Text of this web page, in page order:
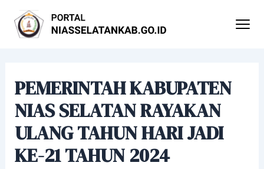
konten
PEMERINTAH KABUPATEN
NIAS SELATAN RAYAKAN
ULANG TAHUN HARI JADI
KE-21 TAHUN 2024
navigation